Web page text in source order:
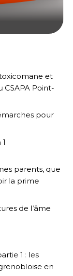
et
Point-
pour
parents, que
la prime
de l’âme
1 : les
en